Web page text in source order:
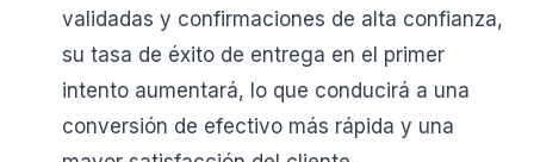
validadas y confirmaciones de alta confianza,
su tasa de éxito de entrega en el primer
intento aumentará, lo que conducirá a una
conversión de efectivo más rápida y una